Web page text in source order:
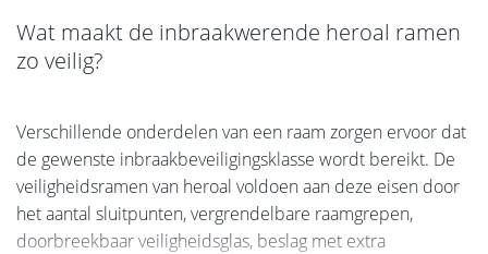
Wat maakt de inbraakwerende heroal ramen
zo veilig?
Verschillende onderdelen van een raam zorgen ervoor dat
de gewenste inbraakbeveiligingsklasse wordt bereikt. De
veiligheidsramen van heroal voldoen aan deze eisen door
het aantal sluitpunten, vergrendelbare raamgrepen,
doorbreekbaar veiligheidsglas, beslag met extra